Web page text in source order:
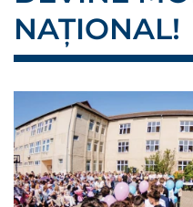
NAȚIONAL!